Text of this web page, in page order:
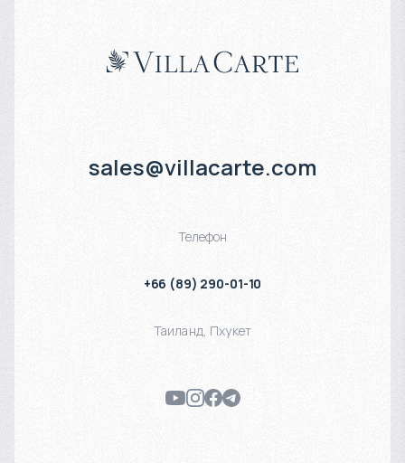
sales@villacarte.com
Телефон
+66 (89) 290-01-10
Таиланд, Пхукет